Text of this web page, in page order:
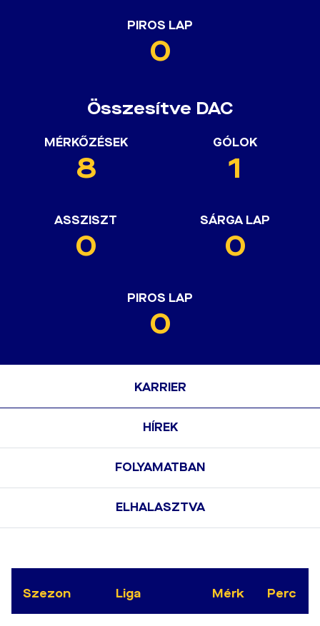
PIROS LAP
0
Összesítve DAC
MÉRKŐZÉSEK
8
GÓLOK
1
ASSZISZT
0
SÁRGA LAP
0
PIROS LAP
0
KARRIER
HÍREK
FOLYAMATBAN
ELHALASZTVA
Szezon Liga Mérk Perc